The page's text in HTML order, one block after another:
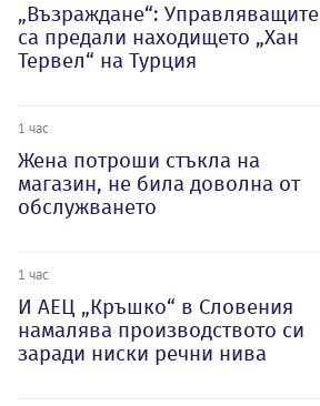
„Възраждане“: Управляващите
са предали находището „Хан
Тервел“ на Турция
1 час
Жена потроши стъкла на
магазин, не била доволна от
обслужването
1 час
И АЕЦ „Кръшко“ в Словения
намалява производството си
заради ниски речни нива